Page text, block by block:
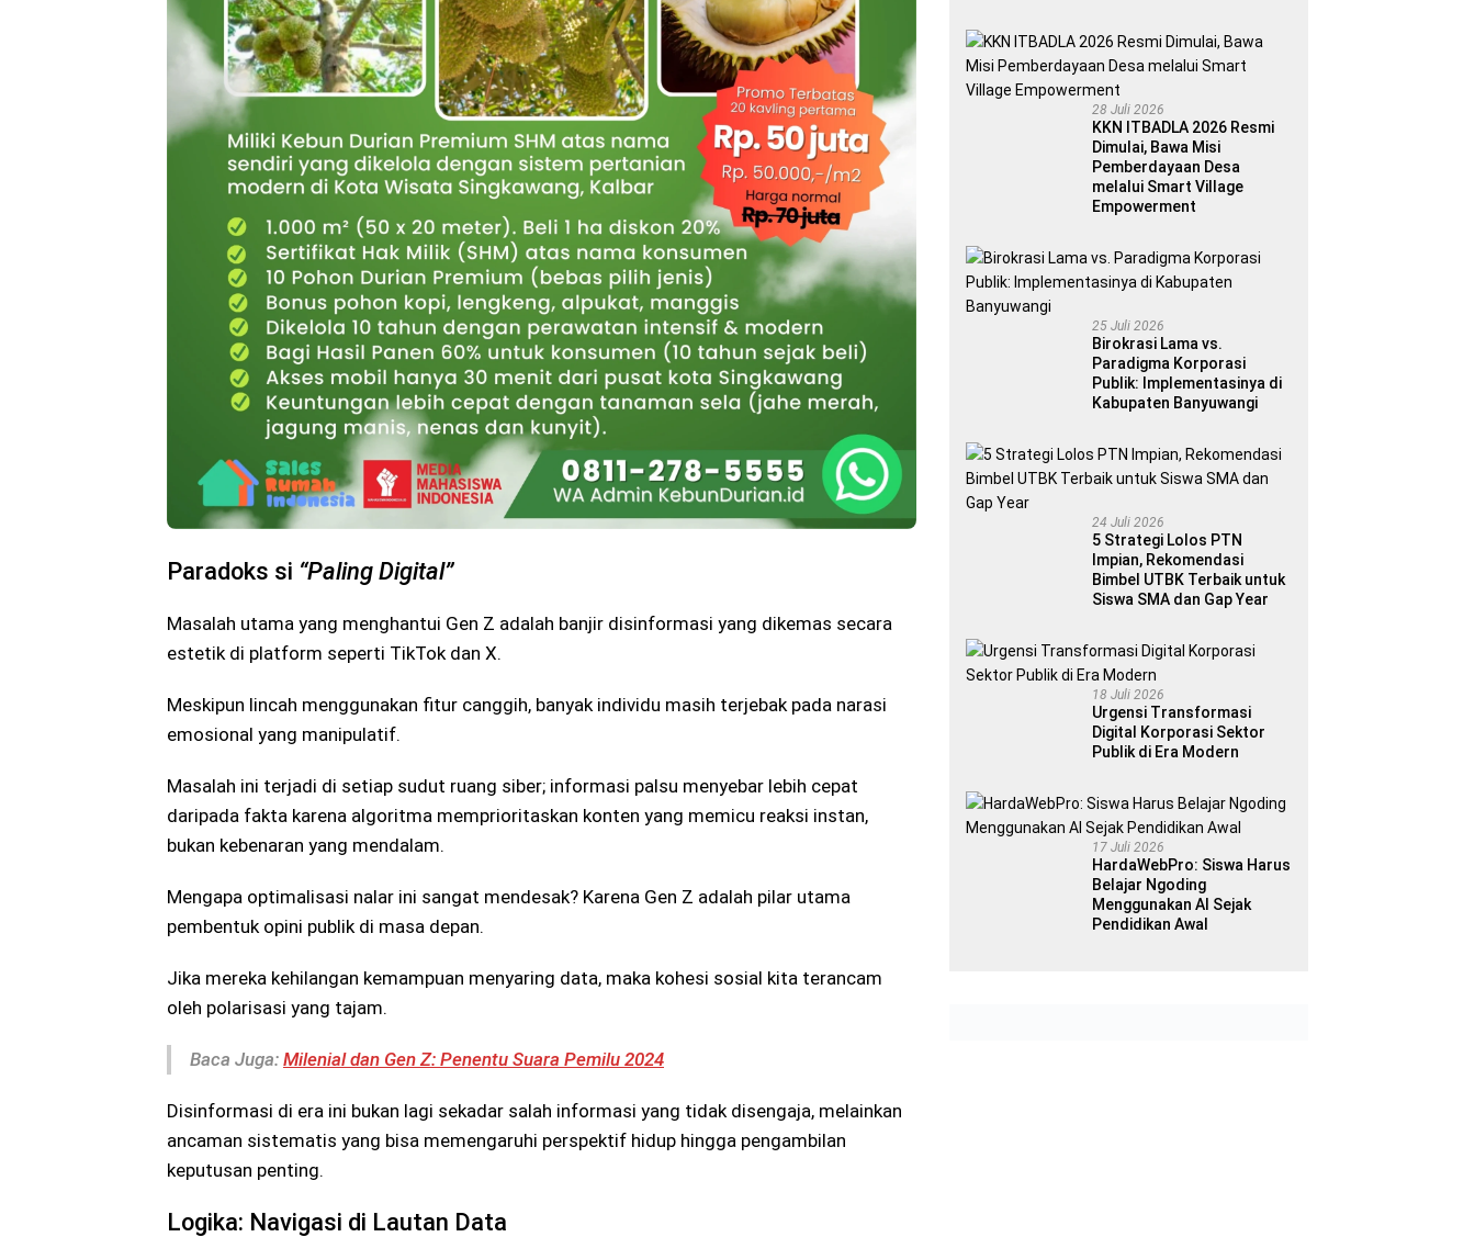
Paradoks si “Paling Digital”
Masalah utama yang menghantui Gen Z adalah banjir disinformasi yang dikemas secara
estetik di platform seperti TikTok dan X.
Meskipun lincah menggunakan fitur canggih, banyak individu masih terjebak pada narasi
emosional yang manipulatif.
Masalah ini terjadi di setiap sudut ruang siber; informasi palsu menyebar lebih cepat
daripada fakta karena algoritma memprioritaskan konten yang memicu reaksi instan,
bukan kebenaran yang mendalam.
Mengapa optimalisasi nalar ini sangat mendesak? Karena Gen Z adalah pilar utama
pembentuk opini publik di masa depan.
Jika mereka kehilangan kemampuan menyaring data, maka kohesi sosial kita terancam
oleh polarisasi yang tajam.
Baca Juga: Milenial dan Gen Z: Penentu Suara Pemilu 2024
Disinformasi di era ini bukan lagi sekadar salah informasi yang tidak disengaja, melainkan
ancaman sistematis yang bisa memengaruhi perspektif hidup hingga pengambilan
keputusan penting.
Logika: Navigasi di Lautan Data
28 Juli 2026
KKN ITBADLA 2026 Resmi
Dimulai, Bawa Misi
Pemberdayaan Desa
melalui Smart Village
Empowerment
25 Juli 2026
Birokrasi Lama vs.
Paradigma Korporasi
Publik: Implementasinya di
Kabupaten Banyuwangi
24 Juli 2026
5 Strategi Lolos PTN
Impian, Rekomendasi
Bimbel UTBK Terbaik untuk
Siswa SMA dan Gap Year
18 Juli 2026
Urgensi Transformasi
Digital Korporasi Sektor
Publik di Era Modern
17 Juli 2026
HardaWebPro: Siswa Harus
Belajar Ngoding
Menggunakan AI Sejak
Pendidikan Awal